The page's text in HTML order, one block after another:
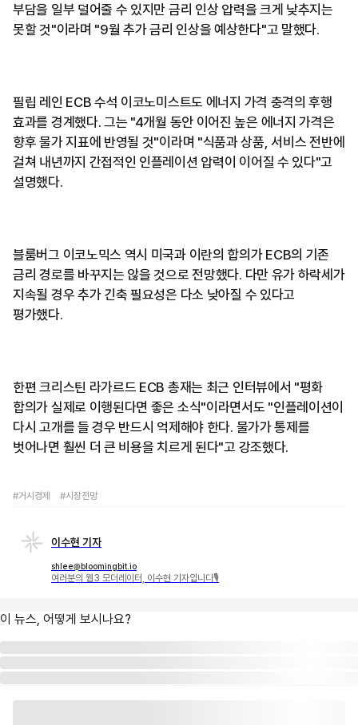
부담을 일부 덜어줄 수 있지만 금리 인상 압력을 크게 낮추지는
못할 것"이라며 "9월 추가 금리 인상을 예상한다"고 말했다.
필립 레인 ECB 수석 이코노미스트도 에너지 가격 충격의 후행
효과를 경계했다. 그는 "4개월 동안 이어진 높은 에너지 가격은
향후 물가 지표에 반영될 것"이라며 "식품과 상품, 서비스 전반에
걸쳐 내년까지 간접적인 인플레이션 압력이 이어질 수 있다"고
설명했다.
블룸버그 이코노믹스 역시 미국과 이란의 합의가 ECB의 기존
금리 경로를 바꾸지는 않을 것으로 전망했다. 다만 유가 하락세가
지속될 경우 추가 긴축 필요성은 다소 낮아질 수 있다고
평가했다.
한편 크리스틴 라가르드 ECB 총재는 최근 인터뷰에서 "평화
합의가 실제로 이행된다면 좋은 소식"이라면서도 "인플레이션이
다시 고개를 들 경우 반드시 억제해야 한다. 물가가 통제를
벗어나면 훨씬 더 큰 비용을 치르게 된다"고 강조했다.
#거시경제 #시장전망
이수현 기자
shlee@bloomingbit.io
여러분의 웹3 모더레이터, 이수현 기자입니다🎙
이 뉴스, 어떻게 보시나요?